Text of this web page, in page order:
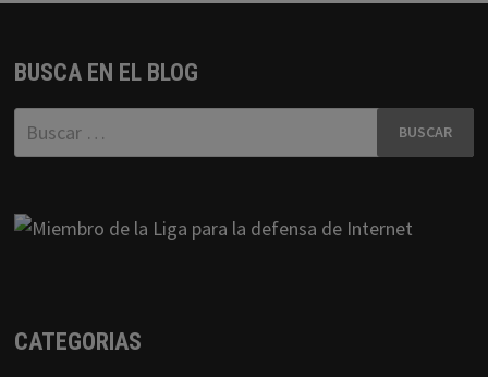
BUSCA EN EL BLOG
Buscar:
CATEGORIAS